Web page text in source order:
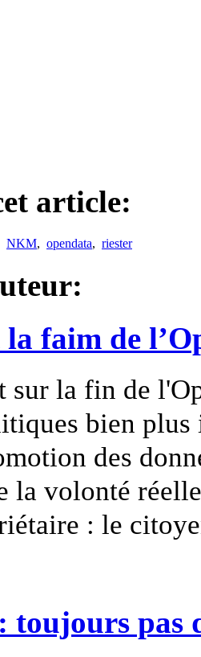
article:
NKM, opendata, riester
la faim de
sur la fin de
bien
des
la volonté
: le
toujours pas